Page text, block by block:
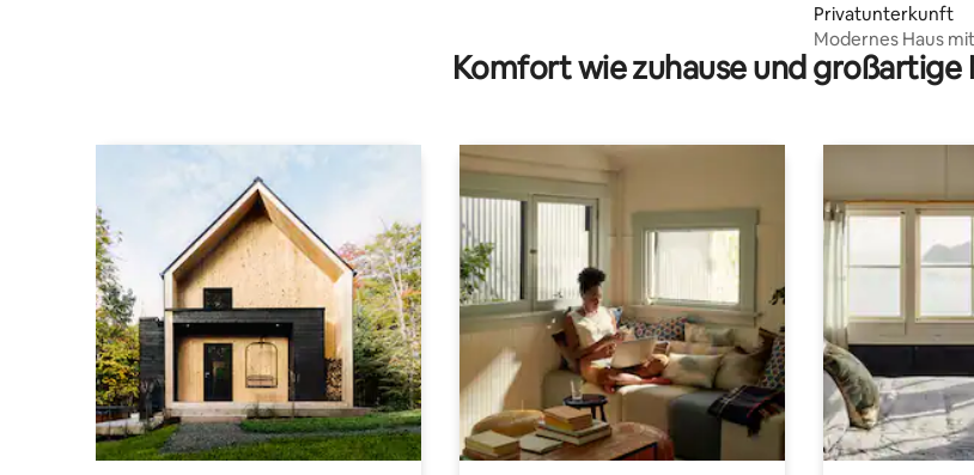
Privatunterkunft
Modernes Haus
Garten |
Rotherham
Komfort wie zuhause und großartige